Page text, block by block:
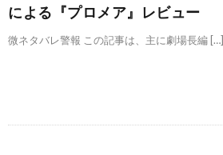
による『プロメア』レビュー
微ネタバレ警報 この記事は、主に劇場長編 […]